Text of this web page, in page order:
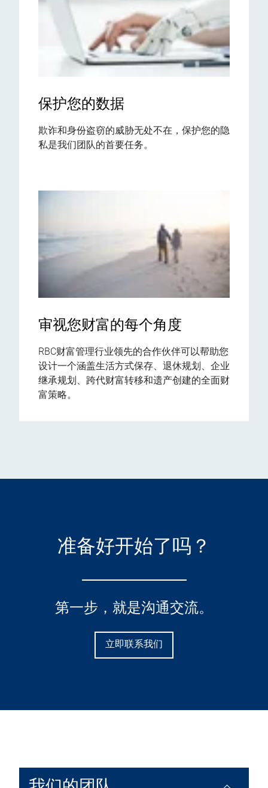
保护您的数据
欺诈和身份盗窃的威胁无处不在，保护您的隐
私是我们团队的首要任务。
审视您财富的每个角度
RBC财富管理行业领先的合作伙伴可以帮助您
设计一个涵盖生活方式保存、退休规划、企业
继承规划、跨代财富转移和遗产创建的全面财
富策略。
准备好开始了吗？
第一步，就是沟通交流。
立即联系我们